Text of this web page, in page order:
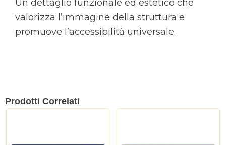
Un dettaglio funzionale ed estetico che
valorizza l’immagine della struttura e
promuove l’accessibilità universale.
Prodotti Correlati